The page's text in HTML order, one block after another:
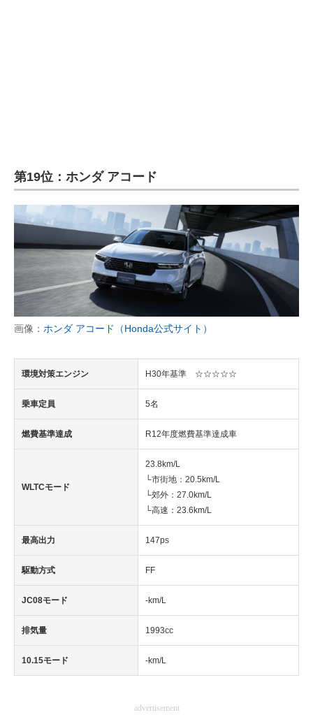
第19位：ホンダ アコード
画像： ホンダ アコード（Honda公式サイト）
環境対策エンジン H30年基準 ☆☆☆☆☆
乗車定員 5名
燃費基準達成 R12年度燃費基準達成車
WLTCモード
23.8km/L
└市街地：20.5km/L
└郊外：27.0km/L
└高速：23.6km/L
最高出力 147ps
駆動方式 FF
JC08モード -km/L
排気量 1993cc
10.15モード -km/L
advertisement